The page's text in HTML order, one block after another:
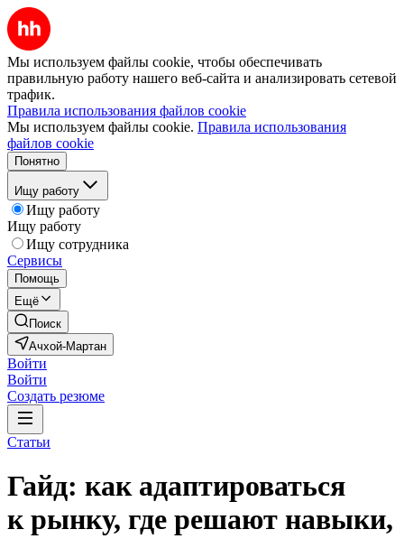
Мы используем файлы cookie, чтобы обеспечивать
правильную работу нашего веб-сайта и анализировать сетевой
трафик.
Правила использования файлов cookie
Мы используем файлы cookie. Правила использования
файлов cookie
Понятно
Ищу работу
Ищу работу
Ищу работу
Ищу сотрудника
Сервисы
Помощь
Ещё
Поиск
Ачхой-Мартан
Войти
Войти
Создать резюме
Статьи
Гайд: как адаптироваться
к рынку, где решают навыки,